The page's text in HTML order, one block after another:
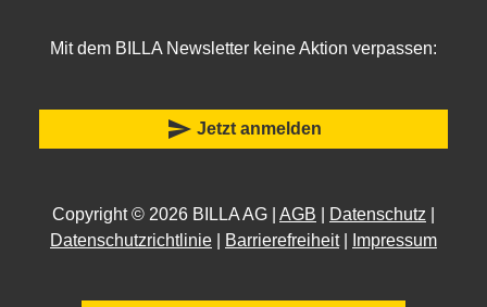
Mit dem BILLA Newsletter keine Aktion verpassen:
send Jetzt anmelden
Copyright © 2026 BILLA AG | AGB Datenschutz
Datenschutzrichtlinie
Barrierefreiheit| Impressum